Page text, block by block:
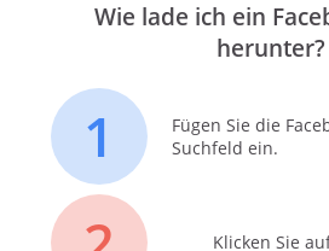
Wie lade ich ein
herunter?
1
Fügen Sie die
Suchfeld ein.
Klicken Sie